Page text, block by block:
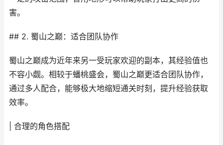
害。
## 2. 蜀山之巅：适合团队协作
蜀山之巅成为近年来另一受玩家欢迎的副本，其经验值也
不容小觑。相较于蟠桃盛会，蜀山之巅更适合团队协作，
通过多人配合，能够极大地缩短通关时刻，提升经验获取
效率。
| 合理的角色搭配